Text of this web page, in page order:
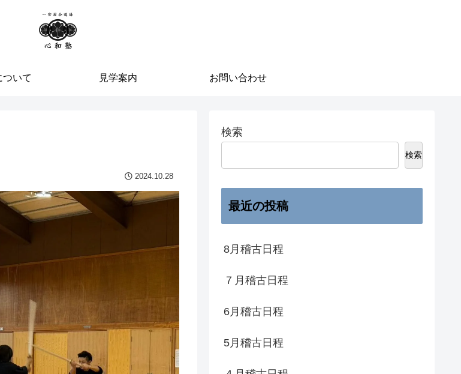
ついて 見学案内 お問い合わせ
2024.10.28
検索
検索
最近の投稿
8月稽古日程
７月稽古日程
6月稽古日程
5月稽古日程